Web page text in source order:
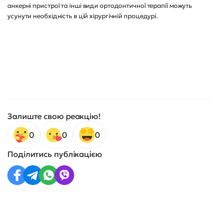
анкерні пристрої та інші види ортодонтичної терапії можуть
усунути необхідність в цій хірургічній процедурі.
Залиште свою реакцію!
0
0
0
Поділитись публікацією